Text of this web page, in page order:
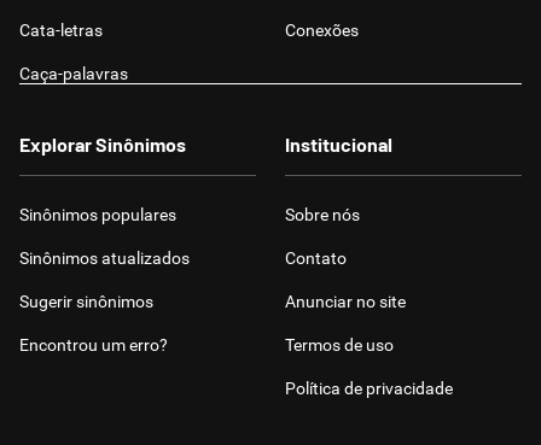
Cata-letras Conexões
Caça-palavras
Explorar Sinônimos
Sinônimos populares
Sinônimos atualizados
Sugerir sinônimos
Encontrou um erro?
Institucional
Sobre nós
Contato
Anunciar no site
Termos de uso
Política de privacidade